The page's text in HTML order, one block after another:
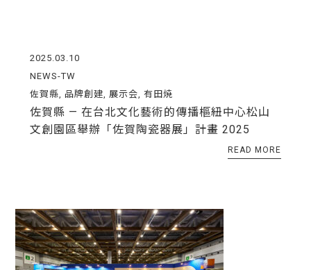
2025.03.10
NEWS-TW
佐賀縣, 品牌創建, 展示会, 有田焼
佐賀縣 — 在台北文化藝術的傳播樞紐中心松山
文創園區舉辦「佐賀陶瓷器展」計畫 2025
READ MORE